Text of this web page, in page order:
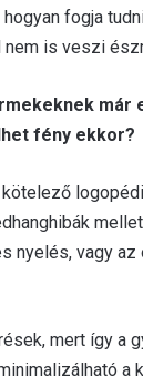
fogja
is veszi
már
fény ekkor?
nyelés, vagy
mert így a
a